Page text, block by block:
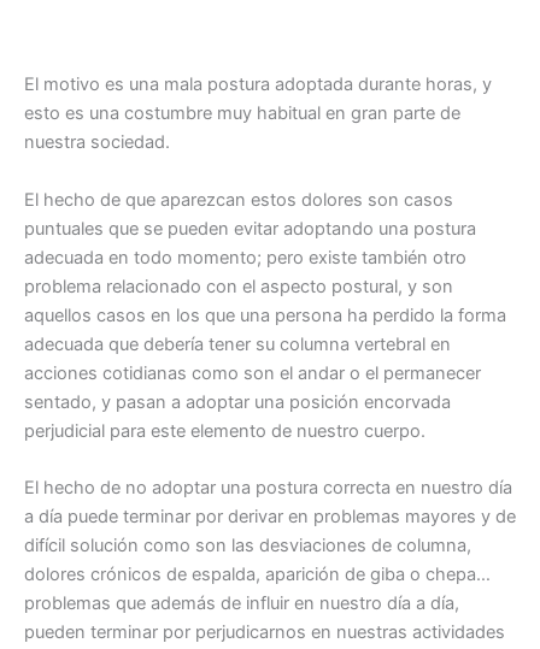
El motivo es una mala postura adoptada durante horas, y
esto es una costumbre muy habitual en gran parte de
nuestra sociedad.
El hecho de que aparezcan estos dolores son casos
puntuales que se pueden evitar adoptando una postura
adecuada en todo momento; pero existe también otro
problema relacionado con el aspecto postural, y son
aquellos casos en los que una persona ha perdido la forma
adecuada que debería tener su columna vertebral en
acciones cotidianas como son el andar o el permanecer
sentado, y pasan a adoptar una posición encorvada
perjudicial para este elemento de nuestro cuerpo.
El hecho de no adoptar una postura correcta en nuestro día
a día puede terminar por derivar en problemas mayores y de
difícil solución como son las desviaciones de columna,
dolores crónicos de espalda, aparición de giba o chepa…
problemas que además de influir en nuestro día a día,
pueden terminar por perjudicarnos en nuestras actividades